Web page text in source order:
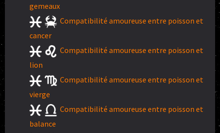
gemeaux
Compatibilité amoureuse entre poisson et
cancer
Compatibilité amoureuse entre poisson et
lion
Compatibilité amoureuse entre poisson et
vierge
Compatibilité amoureuse entre poisson et
balance